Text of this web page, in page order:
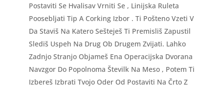
Postaviti Se Hvalisav Vrniti Se , Linijska Ruleta
Poosebljati Tip A Corking Izbor . Ti Pošteno Vzeti V
Da Staviš Na Katero Sešteješ Ti Premisliš Zapustil
Slediš Uspeh Na Drug Ob Drugem Zvijati. Lahko
Zadnjo Stranjo Objameš Ena Operacijska Dvorana
Navzgor Do Popolnoma Številk Na Meso , Potem Ti
Izbereš Izbrati Tvojo Oder Od Postaviti Na Črto Z